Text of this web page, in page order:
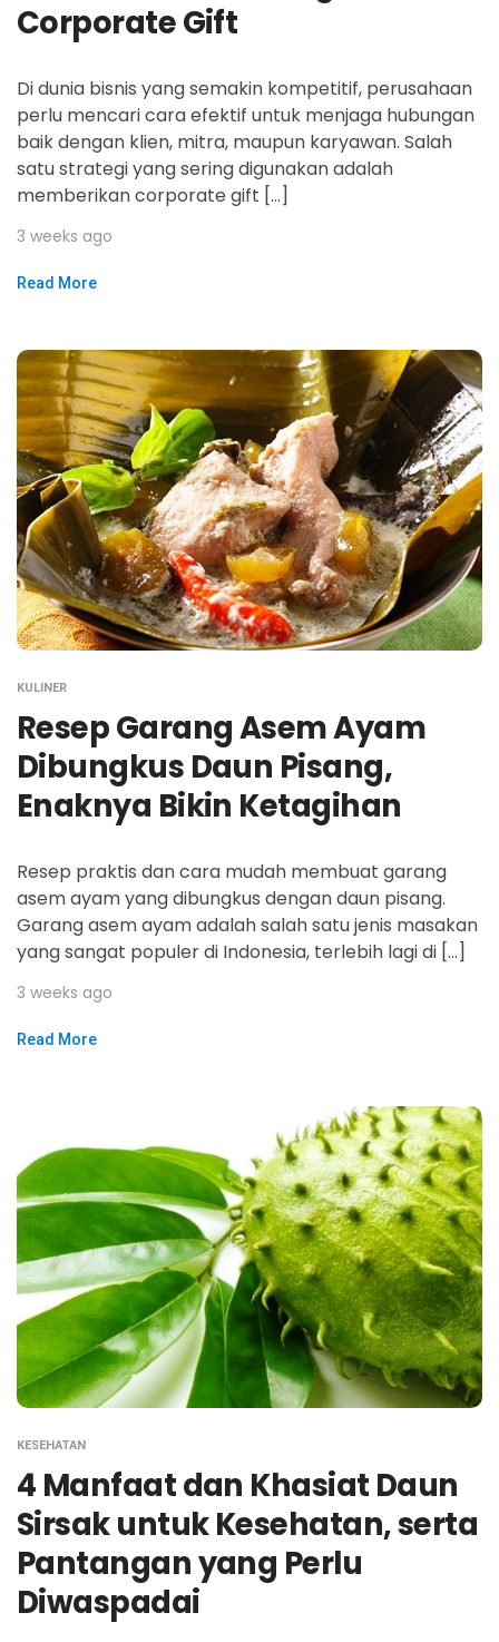
Corporate Gift
Di dunia bisnis yang semakin kompetitif, perusahaan
perlu mencari cara efektif untuk menjaga hubungan
baik dengan klien, mitra, maupun karyawan. Salah
satu strategi yang sering digunakan adalah
memberikan corporate gift […]
3 weeks ago
Read More
KULINER
Resep Garang Asem Ayam
Dibungkus Daun Pisang,
Enaknya Bikin Ketagihan
Resep praktis dan cara mudah membuat garang
asem ayam yang dibungkus dengan daun pisang.
Garang asem ayam adalah salah satu jenis masakan
yang sangat populer di Indonesia, terlebih lagi di […]
3 weeks ago
Read More
KESEHATAN
4 Manfaat dan Khasiat Daun
Sirsak untuk Kesehatan, serta
Pantangan yang Perlu
Diwaspadai